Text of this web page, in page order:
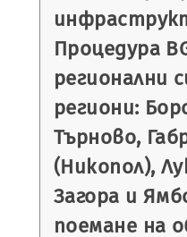
Процедура
регионални
региони:
Търново,
(Никопол),
Загора и
поемане на